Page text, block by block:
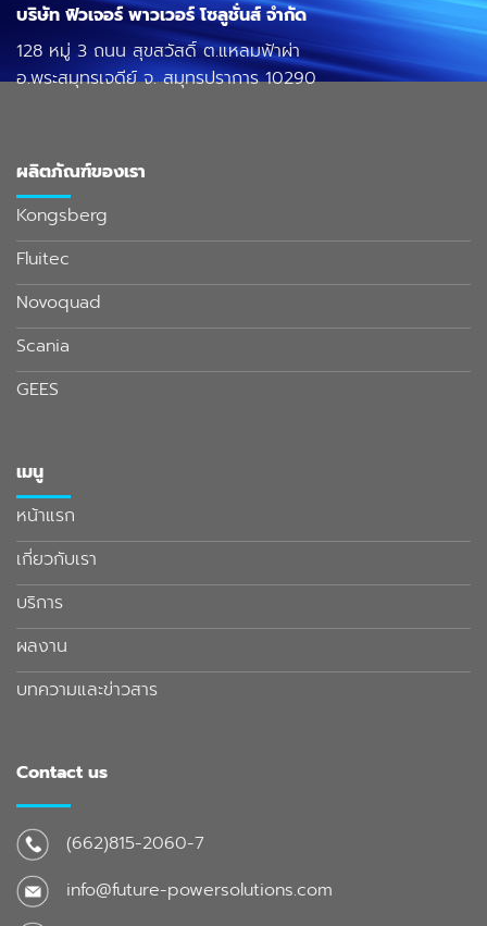
บริษัท ฟิวเจอร์ พาวเวอร์ โซลูชั่นส์ จำกัด
128 หมู่ 3 ถนน สุขสวัสดิ์ ต.แหลมฟ้าผ่า
อ.พระสมุทรเจดีย์ จ. สมุทรปราการ 10290
ผลิตภัณฑ์ของเรา
Kongsberg
Fluitec
Novoquad
Scania
GEES
เมนู
หน้าแรก
เกี่ยวกับเรา
บริการ
ผลงาน
บทความและข่าวสาร
Contact us
(662)815-2060-7
info@future-powersolutions.com